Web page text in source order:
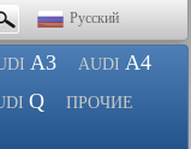
Русский
A3 AUDI A4
Q ПРОЧИЕ